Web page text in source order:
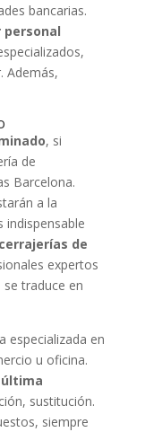
bancarias.
Además,
, si
de
Barcelona.
a la
indispensable
cerrajerías de
expertos
traduce en
especializada en
u oficina.
sustitución.
siempre